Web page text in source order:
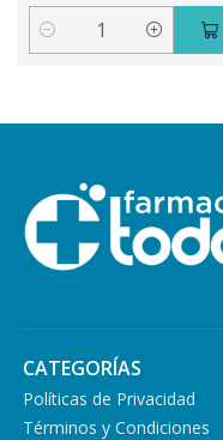
Cantidad
CATEGORÍAS
Políticas de Privacidad
Términos y Condiciones